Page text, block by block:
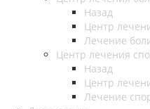
Назад
Центр
Лечение
Центр лечения
Назад
Центр
Лечение